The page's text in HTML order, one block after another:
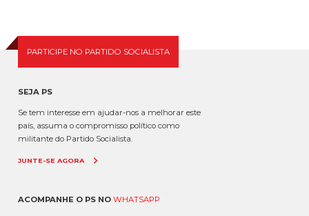
PARTICIPE NO PARTIDO SOCIALISTA
SEJA PS
Se tem interesse em ajudar-nos a melhorar este
país, assuma o compromisso político como
militante do Partido Socialista.
JUNTE-SE AGORA
ACOMPANHE O PS NO WHATSAPP